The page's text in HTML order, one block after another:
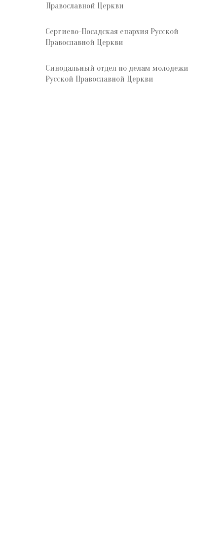
Православной Церкви
Сергиево-Посадская епархия Русской
Православной Церкви
Синодальный отдел по делам молодежи
Русской Православной Церкви